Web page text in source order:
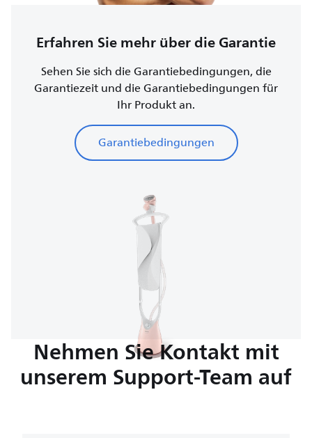
Erfahren Sie mehr über die Garantie
Sehen Sie sich die Garantiebedingungen, die
Garantiezeit und die Garantiebedingungen für
Ihr Produkt an.
Garantiebedingungen
Nehmen Sie Kontakt mit
unserem Support-Team auf